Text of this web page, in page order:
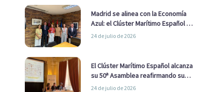
Madrid se alinea con la Economía
Azul: el Clúster Marítimo Español y
la Real Liga Naval avanzan alianzas
24 de julio de 2026
El Clúster Marítimo Español alcanza
su 50ª Asamblea reafirmando su
liderazgo en la Economía Azul
24 de julio de 2026